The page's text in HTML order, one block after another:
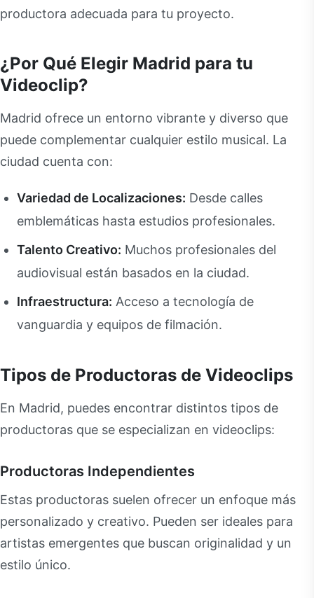
productora adecuada para tu proyecto.
¿Por Qué Elegir Madrid para tu
Videoclip?
Madrid ofrece un entorno vibrante y diverso que
puede complementar cualquier estilo musical. La
ciudad cuenta con:
Variedad de Localizaciones: Desde calles
emblemáticas hasta estudios profesionales.
Talento Creativo: Muchos profesionales del
audiovisual están basados en la ciudad.
Infraestructura: Acceso a tecnología de
vanguardia y equipos de filmación.
Tipos de Productoras de Videoclips
En Madrid, puedes encontrar distintos tipos de
productoras que se especializan en videoclips:
Productoras Independientes
Estas productoras suelen ofrecer un enfoque más
personalizado y creativo. Pueden ser ideales para
artistas emergentes que buscan originalidad y un
estilo único.